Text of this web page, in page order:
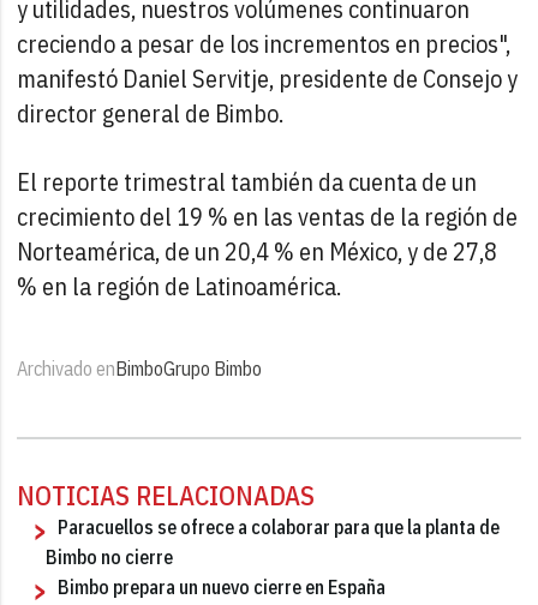
y utilidades, nuestros volúmenes continuaron
creciendo a pesar de los incrementos en precios",
manifestó Daniel Servitje, presidente de Consejo y
director general de Bimbo.
El reporte trimestral también da cuenta de un
crecimiento del 19 % en las ventas de la región de
Norteamérica, de un 20,4 % en México, y de 27,8
% en la región de Latinoamérica.
Archivado enBimboGrupo Bimbo
NOTICIAS RELACIONADAS
Paracuellos se ofrece a colaborar para que la planta de
Bimbo no cierre
Bimbo prepara un nuevo cierre en España